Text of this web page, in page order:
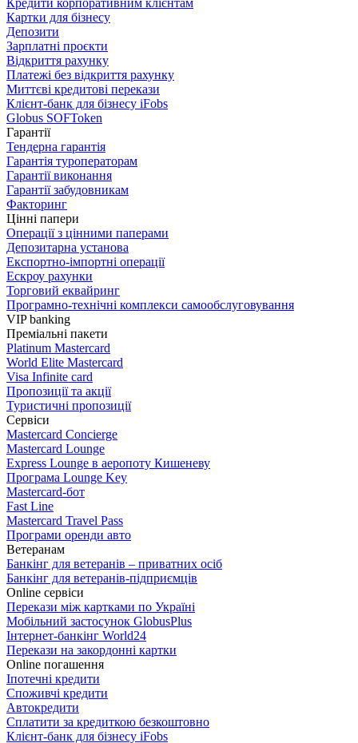
Кредити корпоративним клієнтам
Картки для бізнесу
Депозити
Зарплатні проєкти
Відкриття рахунку
Платежі без відкриття рахунку
Миттєві кредитові перекази
Клієнт-банк для бізнесу iFobs
Globus SOFToken
Гарантії
Тендерна гарантія
Гарантія туроператорам
Гарантії виконання
Гарантії забудовникам
Факторинг
Цінні папери
Операції з цінними паперами
Депозитарна установа
Експортно-імпортні операції
Ескроу рахунки
Торговий еквайринг
Програмно-технічні комплекси самообслуговування
VIP banking
Преміальні пакети
Platinum Mastercard
World Elite Mastercard
Visa Infinite card
Пропозиції та акції
Туристичні пропозиції
Сервіси
Mastercard Concierge
Masterсard Lounge
Express Lounge в аеропоту Кишеневу
Програма Lounge Key
Masterсard-бот
Fast Line
Mastercard Travel Pass
Програми оренди авто
Ветеранам
Банкінг для ветеранів – приватних осіб
Банкінг для ветеранів-підприємців
Online сервіси
Перекази між картками по Україні
Мобільний застосунок GlobusPlus
Інтернет-банкінг World24
Перекази на закордонні картки
Online погашення
Іпотечні кредити
Споживчі кредити
Автокредити
Сплатити за кредиткою безкоштовно
Клієнт-банк для бізнесу iFobs